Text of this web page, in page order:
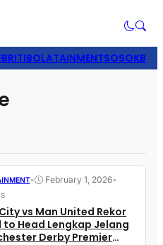
BOLATAINMENTSOSOK
• February 1, 2026•
vs Man United Rekor
to Head Lengkap Jelang
Derby Premier